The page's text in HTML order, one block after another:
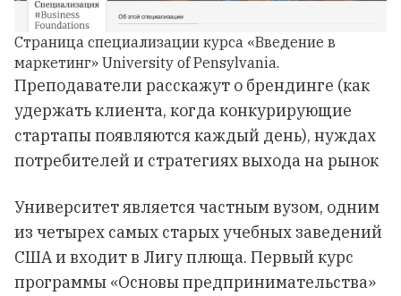
Страница специализации курса «Введение в
маркетинг» University of Pensylvania.
Преподаватели расскажут о брендинге (как
удержать клиента, когда конкурирующие
стартапы появляются каждый день), нуждах
потребителей и стратегиях выхода на рынок
Университет является частным вузом, одним
из четырех самых старых учебных заведений
США и входит в Лигу плюща. Первый курс
программы «Основы предпринимательства»